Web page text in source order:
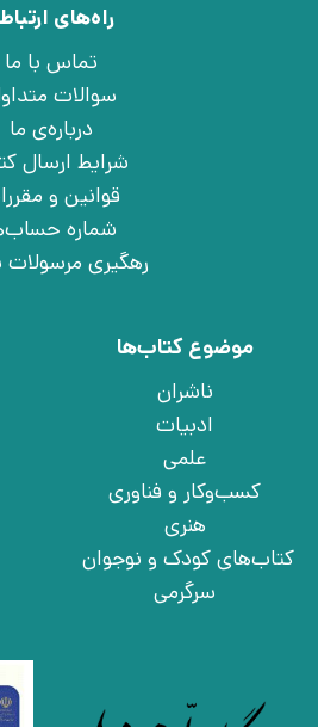
راه‌های
تماس با ما
سوالات
درباره‌ی ما
شرایط ارسال
قوانین و
شماره
رهگیری
موضوع کتاب‌ها
ناشران
ادبیات
علمی
کسب‌وکار و فناوری
هنری
کتاب‌های کودک و نوجوان
سرگرمی